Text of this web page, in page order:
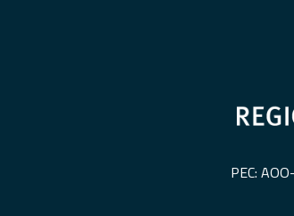
PEC: